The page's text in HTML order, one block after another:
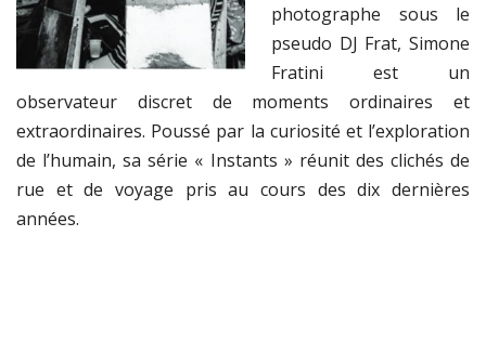
photographe sous le
pseudo DJ Frat, Simone
Fratini est un
observateur discret de moments ordinaires et
extraordinaires. Poussé par la curiosité et l’exploration
de l’humain, sa série «­ Instants » réunit des clichés de
rue et de voyage pris au cours des dix dernières
années.